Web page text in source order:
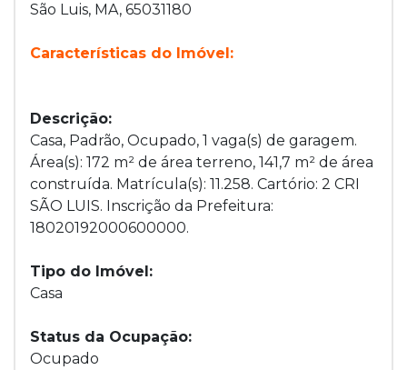
São Luis, MA, 65031180
Características do Imóvel:
Descrição:
Casa, Padrão, Ocupado, 1 vaga(s) de garagem.
Área(s): 172 m² de área terreno, 141,7 m² de área
construída. Matrícula(s): 11.258. Cartório: 2 CRI
SÃO LUIS. Inscrição da Prefeitura:
18020192000600000.
Tipo do Imóvel:
Casa
Status da Ocupação:
Ocupado